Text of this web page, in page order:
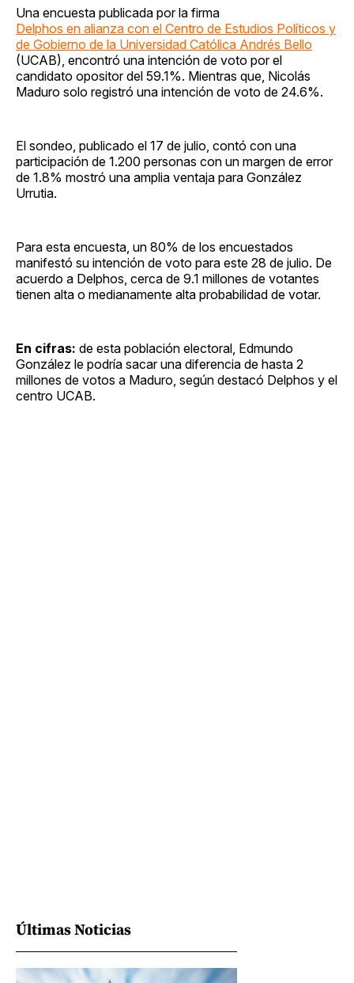
Una encuesta publicada por la firma
Delphos en alianza con el Centro de Estudios Políticos y
de Gobierno de la Universidad Católica Andrés Bello
(UCAB), encontró una intención de voto por el
candidato opositor del 59.1%. Mientras que, Nicolás
Maduro solo registró una intención de voto de 24.6%.
El sondeo, publicado el 17 de julio, contó con una
participación de 1.200 personas con un margen de error
de 1.8% mostró una amplia ventaja para González
Urrutia.
Para esta encuesta, un 80% de los encuestados
manifestó su intención de voto para este 28 de julio. De
acuerdo a Delphos, cerca de 9.1 millones de votantes
tienen alta o medianamente alta probabilidad de votar.
En cifras: de esta población electoral, Edmundo
González le podría sacar una diferencia de hasta 2
millones de votos a Maduro, según destacó Delphos y el
centro UCAB.
Últimas Noticias